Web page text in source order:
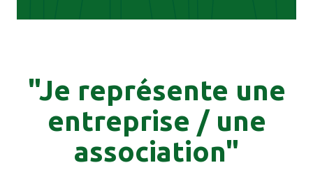
"Je représente une
entreprise / une
association"